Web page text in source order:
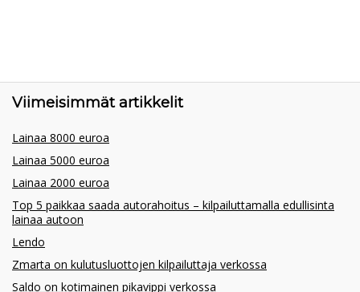
Viimeisimmät artikkelit
Lainaa 8000 euroa
Lainaa 5000 euroa
Lainaa 2000 euroa
Top 5 paikkaa saada autorahoitus – kilpailuttamalla edullisinta
lainaa autoon
Lendo
Zmarta on kulutusluottojen kilpailuttaja verkossa
Saldo on kotimainen pikavippi verkossa